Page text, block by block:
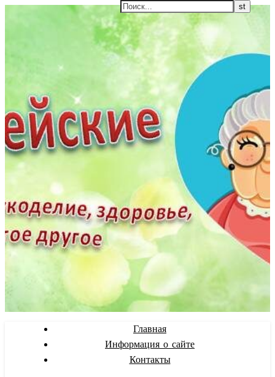
Главная
Информация о сайте
Контакты